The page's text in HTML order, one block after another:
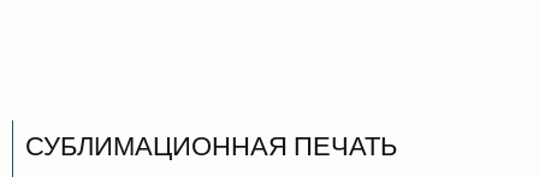
СУБЛИМАЦИОННАЯ ПЕЧАТЬ